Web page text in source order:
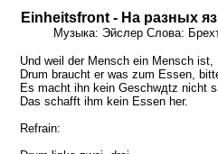
Einheitsfront - На разных
Музыка: Эйслер Слова:
Und weil der Mensch ein Mensch ist,
Drum braucht er was zum Essen,
Es macht ihn kein Geschwдtz nicht
Das schafft ihm kein Essen her.
Refrain: